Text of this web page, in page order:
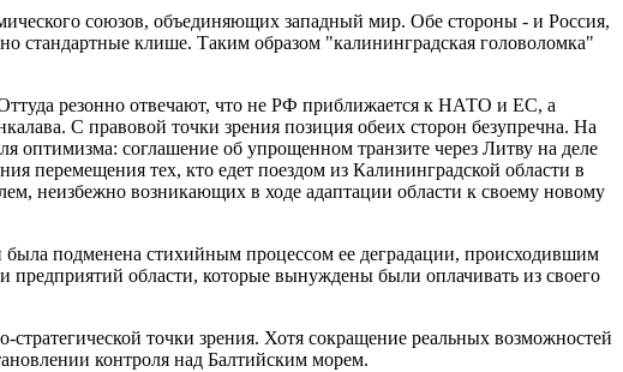
союзов, объединяющих западный мир. Обе стороны - и Россия,
стандартные клише. Таким образом "калининградская головоломка"
резонно отвечают, что не РФ приближается к НАТО и ЕС, а
С правовой точки зрения позиция обеих сторон безупречна. На
оптимизма: соглашение об упрощенном транзите через Литву на деле
перемещения тех, кто едет поездом из Калининградской области в
неизбежно возникающих в ходе адаптации области к своему новому
подменена стихийным процессом ее деградации, происходившим
предприятий области, которые вынуждены были оплачивать из своего
точки зрения. Хотя сокращение реальных возможностей
контроля над Балтийским морем.